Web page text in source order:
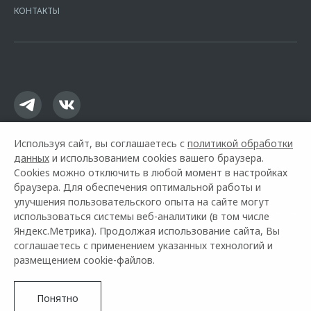
16.01.2015. Предложение ограничено и не является публичной
КОНТАКТЫ
Горячая линия OMODA: +7 (391) 290-27-07
© 2026 Медведь Альянс
Используя сайт, вы соглашаетесь с политикой обработки
данных и использованием cookies вашего браузера.
Cookies можно отключить в любой момент в настройках
браузера. Для обеспечения оптимальной работы и
улучшения пользовательского опыта на сайте могут
использоваться системы веб-аналитики (в том числе
Яндекс.Метрика). Продолжая использование сайта, Вы
соглашаетесь с применением указанных технологий и
размещением cookie-файлов.
Понятно